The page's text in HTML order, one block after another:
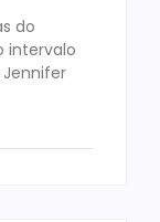
do
intervalo
Jennifer